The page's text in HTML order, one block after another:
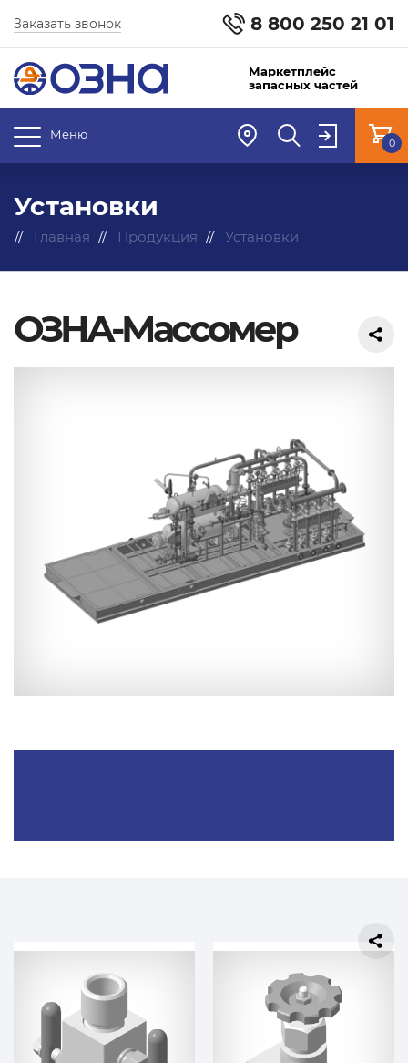
8 800 250 21 01
Заказать звонок
Маркетплейс
запасных частей
Меню
0
Установки
Главная Продукция Установки
ОЗНА-Массомер